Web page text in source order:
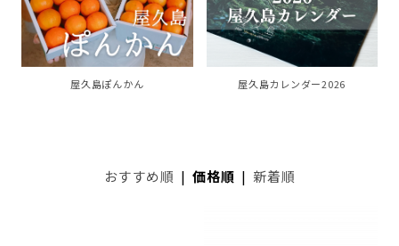
屋久島ぽんかん 屋久島カレンダー2026
おすすめ順 |価格順 | 新着順